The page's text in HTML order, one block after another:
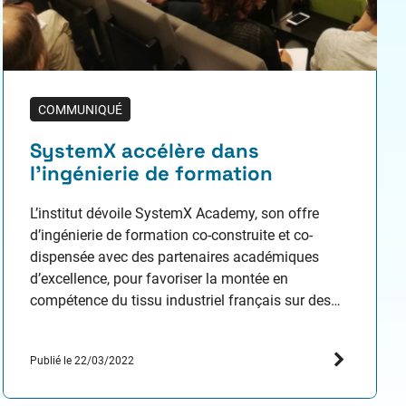
COMMUNIQUÉ
SystemX accélère dans
l’ingénierie de formation
L’institut dévoile SystemX Academy, son offre
d’ingénierie de formation co-construite et co-
dispensée avec des partenaires académiques
d’excellence, pour favoriser la montée en
compétence du tissu industriel français sur des
blockchain, la cybersécurité, etc. ainsi que sur
Publié le 22/03/2022